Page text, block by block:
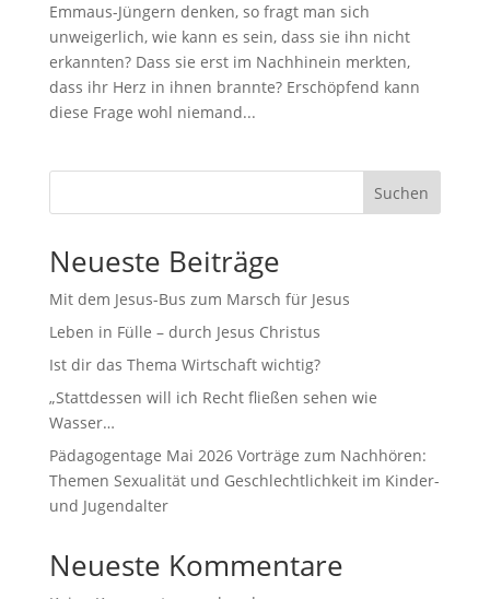
Emmaus-Jüngern denken, so fragt man sich
unweigerlich, wie kann es sein, dass sie ihn nicht
erkannten? Dass sie erst im Nachhinein merkten,
dass ihr Herz in ihnen brannte? Erschöpfend kann
diese Frage wohl niemand...
Suchen
Neueste Beiträge
Mit dem Jesus-Bus zum Marsch für Jesus
Leben in Fülle – durch Jesus Christus
Ist dir das Thema Wirtschaft wichtig?
„Stattdessen will ich Recht fließen sehen wie
Wasser…
Pädagogentage Mai 2026 Vorträge zum Nachhören:
Themen Sexualität und Geschlechtlichkeit im Kinder-
und Jugendalter
Neueste Kommentare